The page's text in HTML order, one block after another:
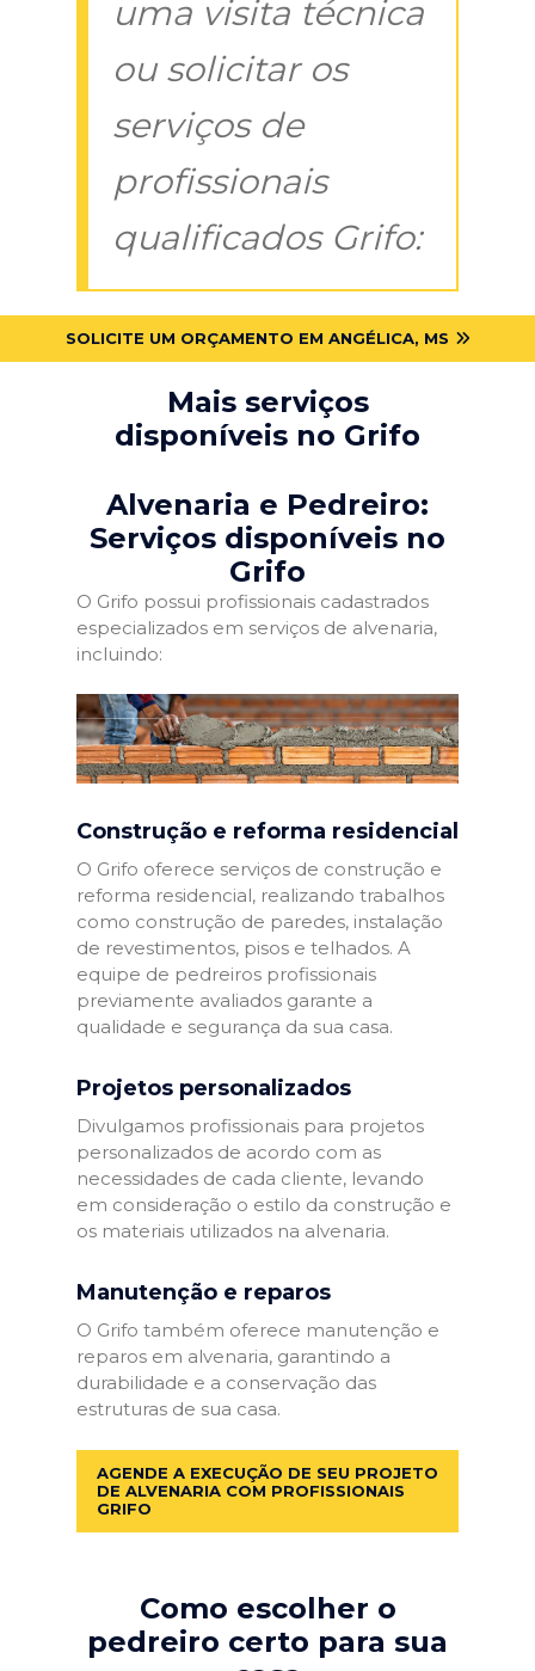
uma visita técnica
ou solicitar os
serviços de
profissionais
qualificados Grifo:
SOLICITE UM ORÇAMENTO EM ANGÉLICA, MS
Mais serviços
disponíveis no Grifo
Alvenaria e Pedreiro:
Serviços disponíveis no
Grifo
O Grifo possui profissionais cadastrados
especializados em serviços de alvenaria,
incluindo:
Construção e reforma residencial
O Grifo oferece serviços de construção e
reforma residencial, realizando trabalhos
como construção de paredes, instalação
de revestimentos, pisos e telhados. A
equipe de pedreiros profissionais
previamente avaliados garante a
qualidade e segurança da sua casa.
Projetos personalizados
Divulgamos profissionais para projetos
personalizados de acordo com as
necessidades de cada cliente, levando
em consideração o estilo da construção e
os materiais utilizados na alvenaria.
Manutenção e reparos
O Grifo também oferece manutenção e
reparos em alvenaria, garantindo a
durabilidade e a conservação das
estruturas de sua casa.
AGENDE A EXECUÇÃO DE SEU PROJETO
DE ALVENARIA COM PROFISSIONAIS
GRIFO
Como escolher o
pedreiro certo para sua